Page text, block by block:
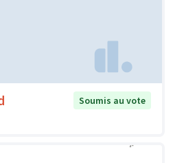
Soumis au vote